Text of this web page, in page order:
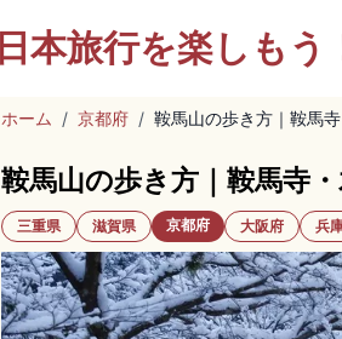
日本旅行を楽しもう
ホーム / 京都府 / 鞍馬山の歩き方｜鞍馬
鞍馬山の歩き方｜鞍馬寺
三重県 滋賀県 京都府 大阪府 兵